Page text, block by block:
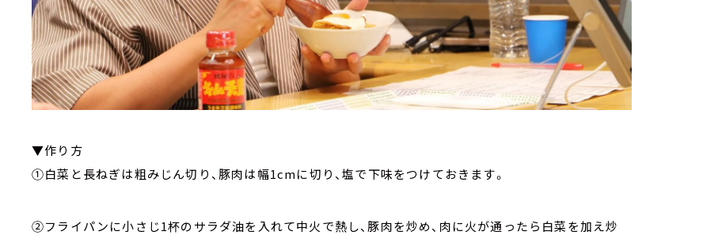
▼作り方
①白菜と長ねぎは粗みじん切り、豚肉は幅1cmに切り、塩で下味をつけておきます。
②フライパンに小さじ1杯のサラダ油を入れて中火で熱し、豚肉を炒め、肉に火が通ったら白菜を加え炒